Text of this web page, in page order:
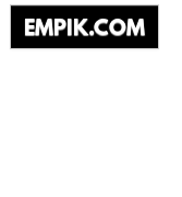
EMPIK.COM